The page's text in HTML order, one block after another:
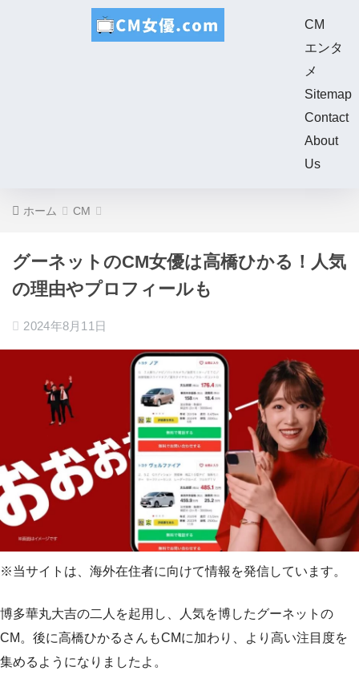
CM
エンタ
メ
Sitemap
Contact
About
Us
ホーム CM
グーネットのCM女優は高橋ひかる！人気
の理由やプロフィールも
2024年8月11日
※当サイトは、海外在住者に向けて情報を発信しています。
博多華丸大吉の二人を起用し、人気を博したグーネットの
CM。後に高橋ひかるさんもCMに加わり、より高い注目度を
集めるようになりましたよ。